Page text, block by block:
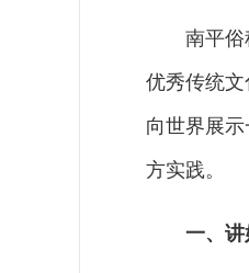
南平俗
优秀传统
向世界展
方实践。
一、